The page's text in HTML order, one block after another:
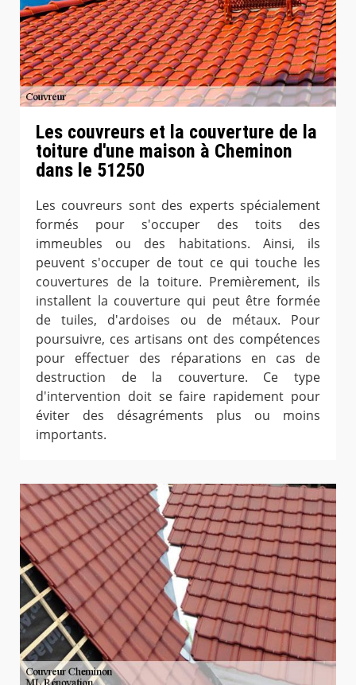
Les couvreurs et la couverture de la
toiture d'une maison à Cheminon
dans le 51250
Les couvreurs sont des experts spécialement
formés pour s'occuper des toits des
immeubles ou des habitations. Ainsi, ils
peuvent s'occuper de tout ce qui touche les
couvertures de la toiture. Premièrement, ils
installent la couverture qui peut être formée
de tuiles, d'ardoises ou de métaux. Pour
poursuivre, ces artisans ont des compétences
pour effectuer des réparations en cas de
destruction de la couverture. Ce type
d'intervention doit se faire rapidement pour
éviter des désagréments plus ou moins
importants.